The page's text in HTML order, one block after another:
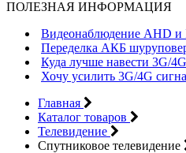
ПОЛЕЗНАЯ ИНФОРМАЦИЯ
Видеонаблюдение AHD и
Переделка АКБ
Куда лучше навести 3G/
Хочу усилить 3G/4G
Главная
Каталог товаров
Телевидение
Спутниковое телевидение